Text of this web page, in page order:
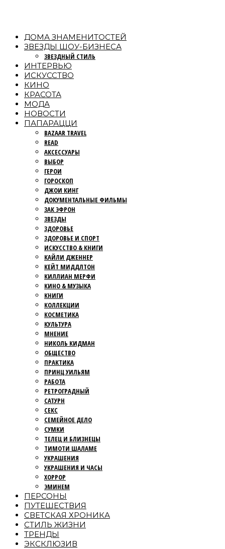
ДОМА ЗНАМЕНИТОСТЕЙ
ЗВЕЗДЫ ШОУ-БИЗНЕСА
ЗВЕЗДНЫЙ СТИЛЬ
ИНТЕРВЬЮ
ИСКУССТВО
КИНО
КРАСОТА
МОДА
НОВОСТИ
ПАПАРАЦЦИ
BAZAAR TRAVEL
READ
АКСЕССУАРЫ
ВЫБОР
ГЕРОИ
ГОРОСКОП
ДЖОИ КИНГ
ДОКУМЕНТАЛЬНЫЕ ФИЛЬМЫ
ЗАК ЭФРОН
ЗВЕЗДЫ
ЗДОРОВЬЕ
ЗДОРОВЬЕ И СПОРТ
ИСКУССТВО & КНИГИ
КАЙЛИ ДЖЕННЕР
КЕЙТ МИДДЛТОН
КИЛЛИАН МЕРФИ
КИНО & МУЗЫКА
КНИГИ
КОЛЛЕКЦИИ
КОСМЕТИКА
КУЛЬТУРА
МНЕНИЕ
НИКОЛЬ КИДМАН
ОБЩЕСТВО
ПРАКТИКА
ПРИНЦ УИЛЬЯМ
РАБОТА
РЕТРОГРАДНЫЙ
САТУРН
СЕКС
СЕМЕЙНОЕ ДЕЛО
СУМКИ
ТЕЛЕЦ И БЛИЗНЕЦЫ
ТИМОТИ ШАЛАМЕ
УКРАШЕНИЯ
УКРАШЕНИЯ И ЧАСЫ
ХОРРОР
ЭМИНЕМ
ПЕРСОНЫ
ПУТЕШЕСТВИЯ
СВЕТСКАЯ ХРОНИКА
СТИЛЬ ЖИЗНИ
ТРЕНДЫ
ЭКСКЛЮЗИВ